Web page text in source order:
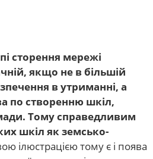
сторення мережі
якщо не в більшій
в утриманні, а
по створенню шкіл,
Тому справедливим
шкіл як земсько-
ілюстрацією тому є і поява